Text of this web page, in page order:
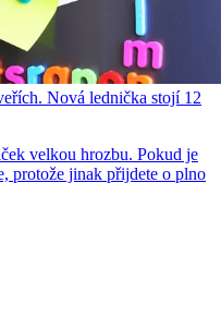
Nová lednička stojí 12
velkou hrozbu. Pokud je
protože jinak přijdete o plno